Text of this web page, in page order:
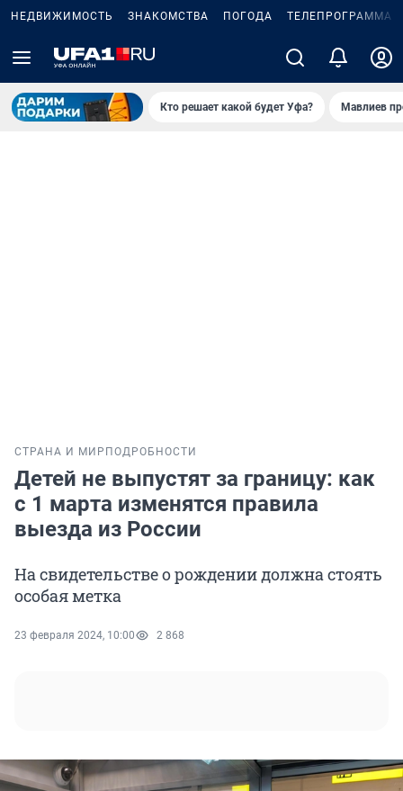
НЕДВИЖИМОСТЬ ЗНАКОМСТВА ПОГОДА ТЕЛЕПРОГРАММА
Кто решает какой будет Уфа? Мавлиев
СТРАНА И МИР ПОДРОБНОСТИ
Детей не выпустят за границу: как
с 1 марта изменятся правила
выезда из России
На свидетельстве о рождении должна стоять
особая метка
23 февраля 2024, 10:00 2 868